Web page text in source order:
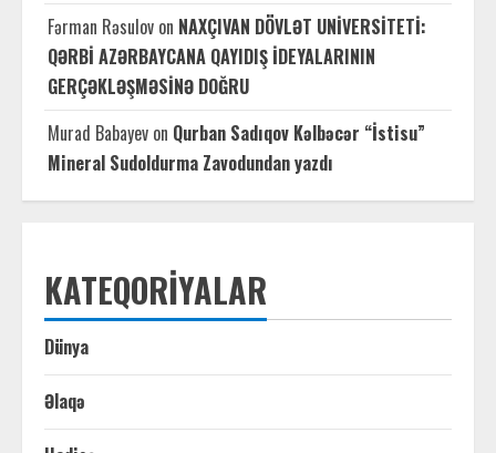
Fərman Rəsulov on NAXÇIVAN DÖVLƏT UNİVERSİTETİ:
QƏRBİ AZƏRBAYCANA QAYIDIŞ İDEYALARININ
GERÇƏKLƏŞMƏSİNƏ DOĞRU
Murad Babayev on Qurban Sadıqov Kəlbəcər “İstisu”
Mineral Sudoldurma Zavodundan yazdı
KATEQORIYALAR
Dünya
Əlaqə